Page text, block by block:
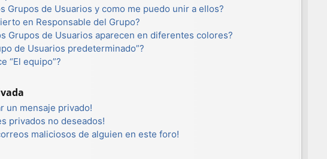
Grupos de Usuarios y como me puedo unir a ellos?
en Responsable del Grupo?
Grupos de Usuarios aparecen en diferentes colores?
de Usuarios predeterminado”?
“El equipo”?
un mensaje privado!
privados no deseados!
maliciosos de alguien en este foro!